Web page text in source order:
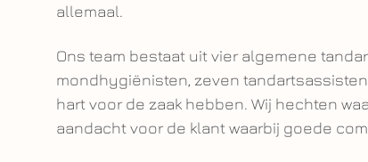
allemaal.
Ons team bestaat uit vier algemene
mondhygiënisten, zeven
hart voor de zaak hebben. Wij hechten
aandacht voor de klant waarbij goede